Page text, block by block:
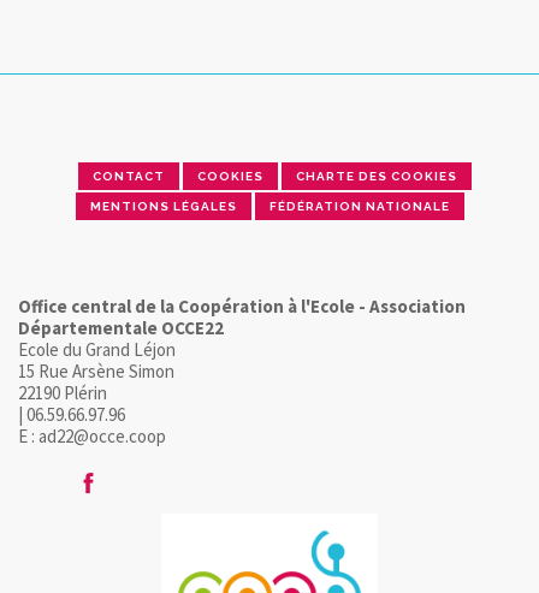
CONTACT COOKIES CHARTE DES COOKIES
MENTIONS LÉGALES FÉDÉRATION NATIONALE
Office central de la Coopération à l'Ecole - Association
Départementale OCCE22
Ecole du Grand Léjon
15 Rue Arsène Simon
22190 Plérin
| 06.59.66.97.96
E : ad22@occe.coop